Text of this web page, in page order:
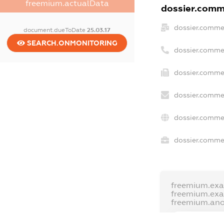
freemium.actualData
document.dueToDate25.03.17
SEARCH.ONMONITORING